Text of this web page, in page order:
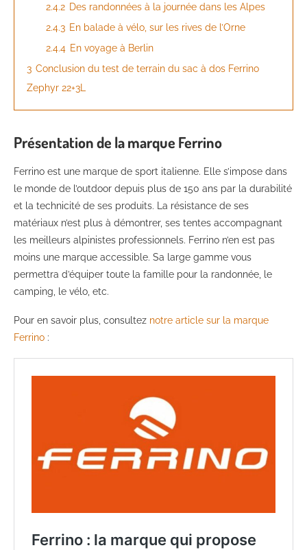
2.4.2 Des randonnées à la journée dans les Alpes
2.4.3 En balade à vélo, sur les rives de l’Orne
2.4.4 En voyage à Berlin
3 Conclusion du test de terrain du sac à dos Ferrino
Zephyr 22+3L
Présentation de la marque Ferrino
Ferrino est une marque de sport italienne. Elle s’impose dans
le monde de l’outdoor depuis plus de 150 ans par la durabilité
et la technicité de ses produits. La résistance de ses
matériaux n’est plus à démontrer, ses tentes accompagnant
les meilleurs alpinistes professionnels. Ferrino n’en est pas
moins une marque accessible. Sa large gamme vous
permettra d’équiper toute la famille pour la randonnée, le
camping, le vélo, etc.
Pour en savoir plus, consultez notre article sur la marque
Ferrino :